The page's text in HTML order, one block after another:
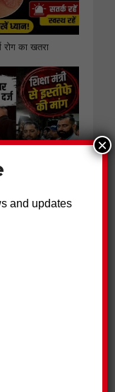
का खतरा
पर मुकदमा दर्ज
and updates
×